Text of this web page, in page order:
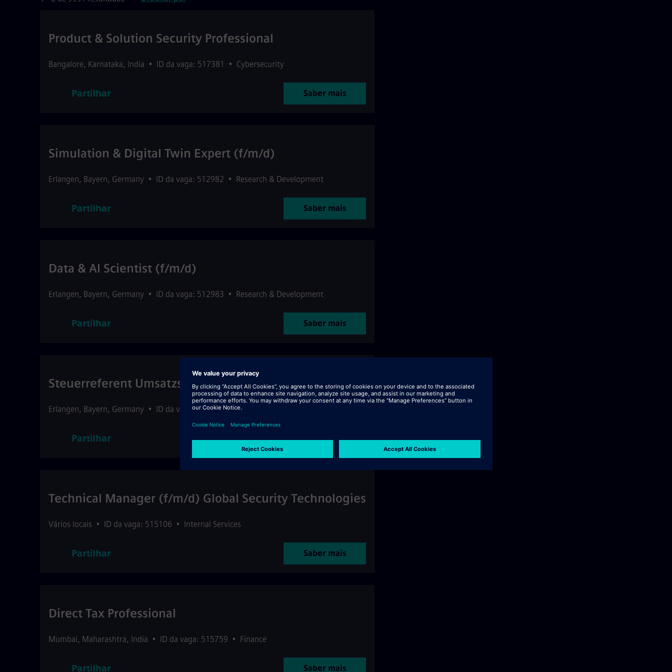
Product & Solution Security Professional
Bangalore, Karnataka, India • ID da vaga: 517381 • Cybersecurity
Partilhar Saber mais
Simulation & Digital Twin Expert (f/m/d)
Erlangen, Bayern, Germany • ID da vaga: 512982 • Research & Development
Partilhar Saber mais
Data & AI Scientist (f/m/d)
Erlangen, Bayern, Germany • ID da vaga: 512983 • Research & Development
Partilhar Saber mais
Steuerreferent Umsatzsteuer (w/m/d)
Erlangen, Bayern, Germany • ID da vaga: 514972 • Finance
Partilhar Saber mais
Technical Manager (f/m/d) Global Security Technologies
Vários locais • ID da vaga: 515106 • Internal Services
Partilhar Saber mais
Direct Tax Professional
Mumbai, Maharashtra, India • ID da vaga: 515759 • Finance
Partilhar Saber mais